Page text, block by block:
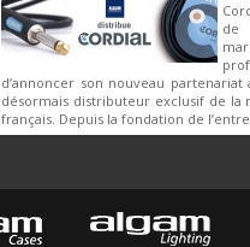
de
d’annoncer son nouveau partenariat
désormais distributeur exclusif de
français. Depuis la fondation de